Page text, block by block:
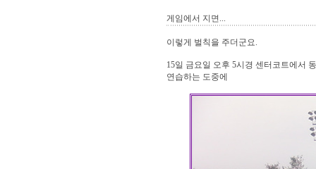
게임에서 지면...
이렇게 벌칙을 주더군요.
15일 금요일 오후 5시경 센터코트에서
연습하는 도중에